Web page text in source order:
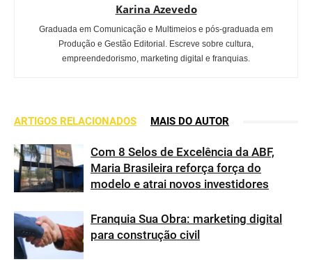
Karina Azevedo
Graduada em Comunicação e Multimeios e pós-graduada em
Produção e Gestão Editorial. Escreve sobre cultura,
empreendedorismo, marketing digital e franquias.
ARTIGOS RELACIONADOS MAIS DO AUTOR
Com 8 Selos de Excelência da ABF,
Maria Brasileira reforça força do
modelo e atrai novos investidores
Franquia Sua Obra: marketing digital
para construção civil